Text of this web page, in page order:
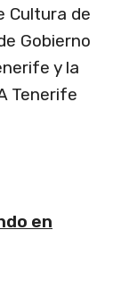
Cultura de
Gobierno
y la
Tenerife
en